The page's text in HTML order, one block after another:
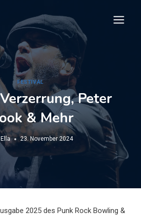
FESTIVAL
Peter
& Mehr
Ella 23. November 2024
2025 des Punk Rock Bowling &